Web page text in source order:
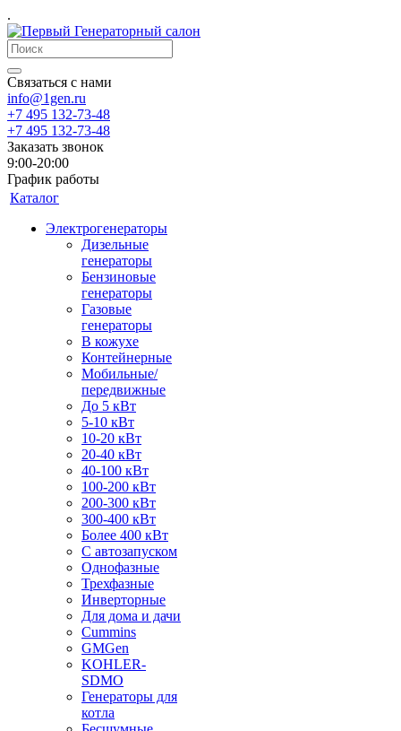
.
Связаться с нами
info@1gen.ru
+7 495 132-73-48
+7 495 132-73-48
Заказать звонок
9:00-20:00
График работы
Каталог
Электрогенераторы
Дизельные
генераторы
Бензиновые
генераторы
Газовые
генераторы
В кожухе
Контейнерные
Мобильные/
передвижные
До 5 кВт
5-10 кВт
10-20 кВт
20-40 кВт
40-100 кВт
100-200 кВт
200-300 кВт
300-400 кВт
Более 400 кВт
С автозапуском
Однофазные
Трехфазные
Инверторные
Для дома и дачи
Cummins
GMGen
KOHLER-
SDMO
Генераторы для
котла